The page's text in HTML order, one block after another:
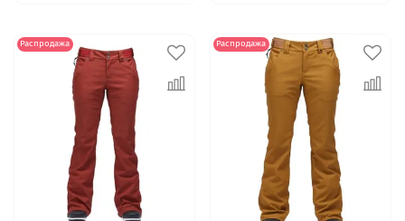
Распродажа Распродажа